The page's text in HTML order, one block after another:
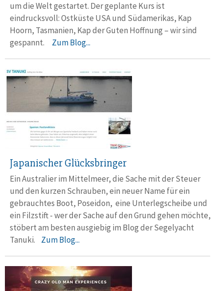
um die Welt gestartet. Der geplante Kurs ist
eindrucksvoll: Ostküste USA und Südamerikas, Kap
Hoorn, Tasmanien, Kap der Guten Hoffnung – wir sind
gespannt. Zum Blog...
Japanischer Glücksbringer
Ein Australier im Mittelmeer, die Sache mit der Steuer
und den kurzen Schrauben, ein neuer Name für ein
gebrauchtes Boot, Poseidon, eine Unterlegscheibe und
ein Filzstift - wer der Sache auf den Grund gehen möchte,
stöbert am besten ausgiebig im Blog der Segelyacht
Tanuki. Zum Blog...